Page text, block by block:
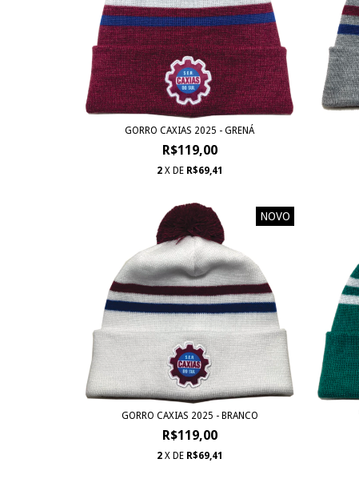
GORRO CAXIAS 2025 - GRENÁ
R$119,00
2 X DE R$69,41
NOVO
GORRO CAXIAS 2025 - BRANCO
R$119,00
2 X DE R$69,41